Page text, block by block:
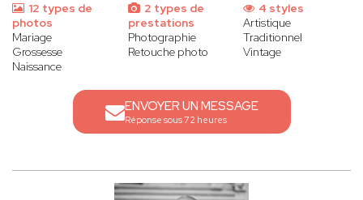
12 types de
photos
Mariage
Grossesse
Naissance
2 types de
prestations
Photographie
Retouche photo
4 styles
Artistique
Traditionnel
Vintage
ENVOYER UN MESSAGE
Réponse sous 72 heures